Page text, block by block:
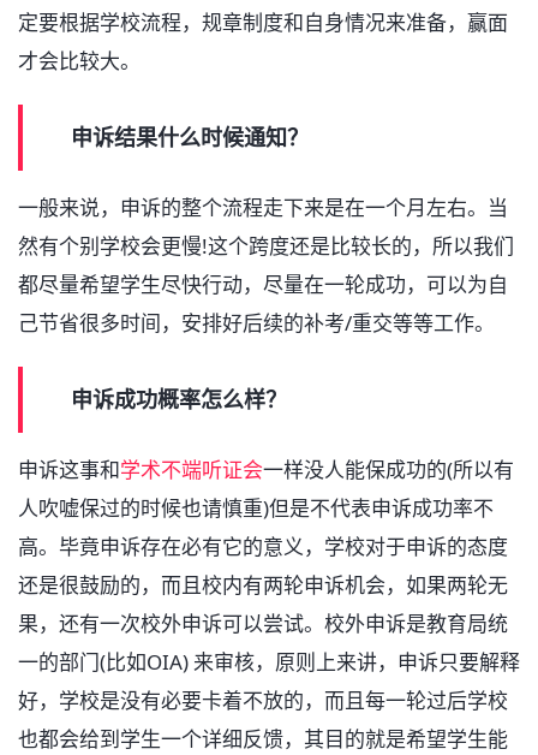
定要根据学校流程，规章制度和自身情况来准备，赢面
才会比较大。
申诉结果什么时候通知？
一般来说，申诉的整个流程走下来是在一个月左右。当
然有个别学校会更慢!这个跨度还是比较长的，所以我们
都尽量希望学生尽快行动，尽量在一轮成功，可以为自
己节省很多时间，安排好后续的补考/重交等等工作。
申诉成功概率怎么样？
申诉这事和学术不端听证会一样没人能保成功的(所以有
人吹嘘保过的时候也请慎重)但是不代表申诉成功率不
高。毕竟申诉存在必有它的意义，学校对于申诉的态度
还是很鼓励的，而且校内有两轮申诉机会，如果两轮无
果，还有一次校外申诉可以尝试。校外申诉是教育局统
一的部门(比如OIA) 来审核，原则上来讲，申诉只要解释
好，学校是没有必要卡着不放的，而且每一轮过后学校
也都会给到学生一个详细反馈，其目的就是希望学生能